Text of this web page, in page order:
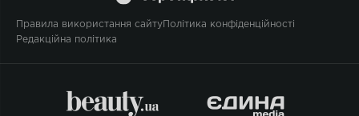
Правила використання сайту Політика конфіденційності
Редакційна політика